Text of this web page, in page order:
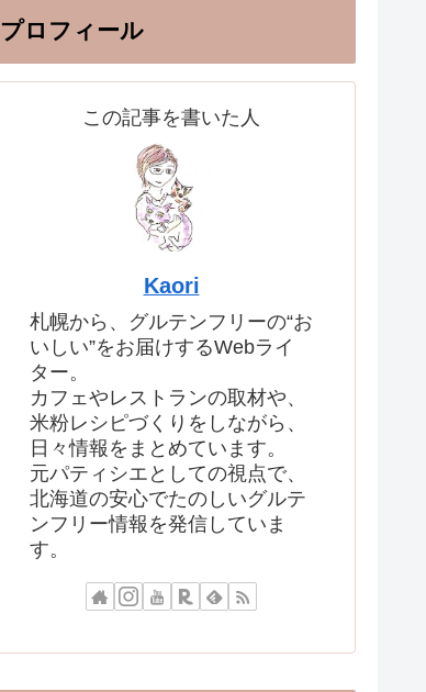
プロフィール
この記事を書いた人
Kaori
札幌から、グルテンフリーの“お
いしい”をお届けするWebライ
ター。
カフェやレストランの取材や、
米粉レシピづくりをしながら、
日々情報をまとめています。
元パティシエとしての視点で、
北海道の安心でたのしいグルテ
ンフリー情報を発信していま
す。